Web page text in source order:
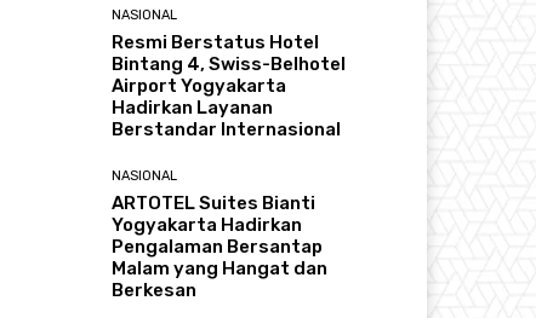
NASIONAL
Resmi Berstatus Hotel
Bintang 4, Swiss-Belhotel
Airport Yogyakarta
Hadirkan Layanan
Berstandar Internasional
NASIONAL
ARTOTEL Suites Bianti
Yogyakarta Hadirkan
Pengalaman Bersantap
Malam yang Hangat dan
Berkesan